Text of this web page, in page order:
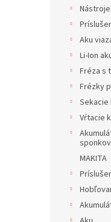
Nástroje
Aku
Li-Ion
Fréza s
Frézky
Sekacie
Vŕtacie
MAKITA